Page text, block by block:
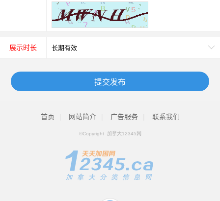
展示时长
提交发布
首页 网站简介 广告服务 联系我们
©Copyright 加拿大12345网